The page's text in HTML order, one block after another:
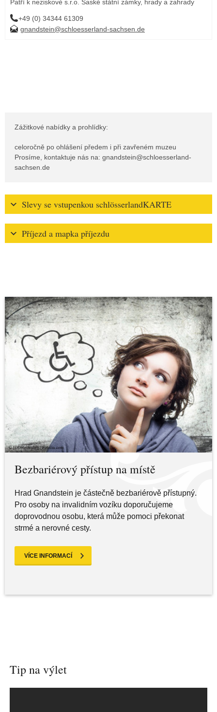
Patří k neziskové s.r.o. Saské státní zámky, hrady a zahrady
+49 (0) 34344 61309
gnandstein@schloesserland-sachsen.de
Zážitkové nabídky a prohlídky:
celoročně po ohlášení předem i při zavřeném muzeu
Prosíme, kontaktuje nás na: gnandstein@schloesserland-
sachsen.de
Slevy se vstupenkou schlösserlandKARTE
Příjezd a mapka příjezdu
Bezbariérový přístup na místě
Hrad Gnandstein je částečně bezbariérově přístupný.
Pro osoby na invalidním vozíku doporučujeme
doprovodnou osobu, která může pomoci překonat
strmé a nerovné cesty.
VÍCE INFORMACÍ
Tip na výlet